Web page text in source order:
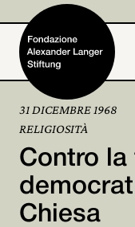
Home
Fondazione
Attività e progetti
31 DICEMBRE 1968
RELIGIOSITÀ
Contro la
Chiesa